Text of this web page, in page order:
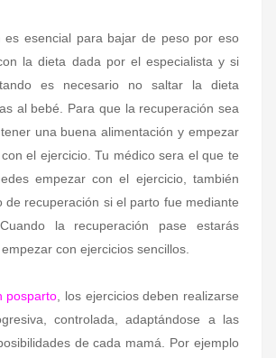
es esencial para bajar de peso por eso
la dieta dada por el especialista y si
es necesario no saltar la dieta
al bebé. Para que la recuperación sea
una buena alimentación y empezar
el ejercicio.Tu médico sera el que te
empezar con el ejercicio, también
de recuperación si el parto fue mediante
la recuperación pase estarás
con ejercicios sencillos.
posparto, los ejercicios deben realizarse
controlada, adaptándose a las
de cada mamá. Por ejemplo